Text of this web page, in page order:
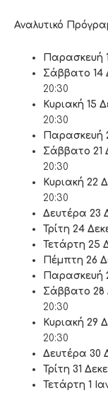
Αναλυτικό
Παρασκευή
Σάββατο 14
20:30
Κυριακή 15
20:30
Παρασκευή
Σάββατο 21
20:30
Κυριακή 22
20:30
Δευτέρα 23
Τρίτη 24
Τετάρτη 25
Πέμπτη 26
Παρασκευή
Σάββατο 28
20:30
Κυριακή 29
20:30
Δευτέρα 30
Τρίτη 31
Τετάρτη 1